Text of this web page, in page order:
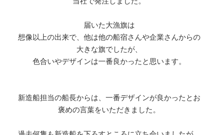
届いた大漁旗は
想像以上の出来で、他は他の船宿さんや企業さんからの
大きな旗でしたが、
色合いやデザインは一番良かったと思います。
新造船担当の船長からは、一番デザインが良かったとお
褒めの言葉をいただきました。